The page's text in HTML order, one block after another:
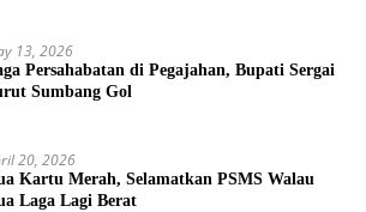
13, 2026
Persahabatan di Pegajahan, Bupati Sergai
Sumbang Gol
20, 2026
Kartu Merah, Selamatkan PSMS Walau
Laga Lagi Berat